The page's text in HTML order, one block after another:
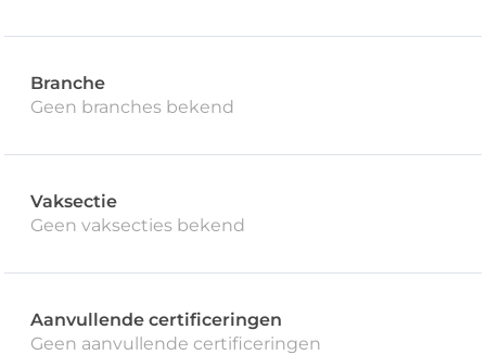
Branche
Geen branches bekend
Vaksectie
Geen vaksecties bekend
Aanvullende certificeringen
Geen aanvullende certificeringen